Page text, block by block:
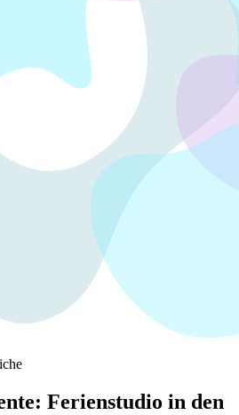
Ferienstudio in den